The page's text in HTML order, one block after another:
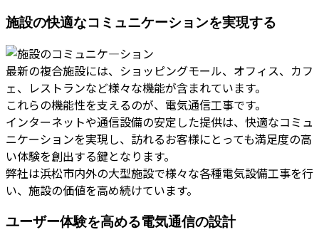
施設の快適なコミュニケーションを実現する
最新の複合施設には、ショッピングモール、オフィス、カフ
ェ、レストランなど様々な機能が含まれています。
これらの機能性を支えるのが、電気通信工事です。
インターネットや通信設備の安定した提供は、快適なコミュ
ニケーションを実現し、訪れるお客様にとっても満足度の高
い体験を創出する鍵となります。
弊社は浜松市内外の大型施設で様々な各種電気設備工事を行
い、施設の価値を高め続けています。
ユーザー体験を高める電気通信の設計